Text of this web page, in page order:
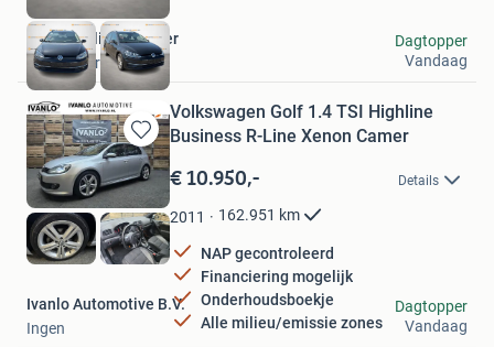
Onlineveilingmeester
Soesterberg
Dagtopper
Vandaag
Bewaren
in
Mijn
Favorieten
Volkswagen Golf 1.4 TSI Highline
Business R-Line Xenon Camer
€ 10.950,- Details
2011 162.951 km
NAP gecontroleerd
Financiering mogelijk
Onderhoudsboekje
Alle milieu/emissie zones
Ivanlo Automotive B.V.
Ingen
Dagtopper
Vandaag